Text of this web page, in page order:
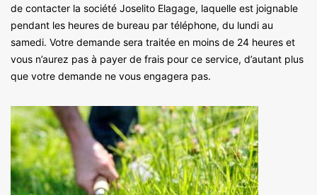
de contacter la société Joselito Elagage, laquelle est joignable
pendant les heures de bureau par téléphone, du lundi au
samedi. Votre demande sera traitée en moins de 24 heures et
vous n’aurez pas à payer de frais pour ce service, d’autant plus
que votre demande ne vous engagera pas.